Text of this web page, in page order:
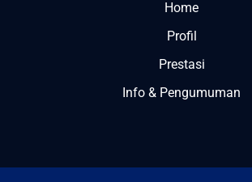
Home
Profil
Prestasi
Info & Pengumuman